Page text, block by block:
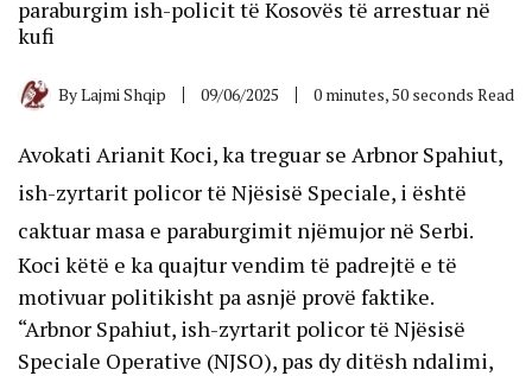
paraburgim ish-policit të Kosovës të arrestuar në
kufi
ByLajmi Shqip 09/06/2025 0 minutes, 50 seconds Read
Avokati Arianit Koci, ka treguar se Arbnor Spahiut,
ish-zyrtarit policor të Njësisë Speciale, i është
caktuar masa e paraburgimit njëmujor në Serbi.
Koci këtë e ka quajtur vendim të padrejtë e të
motivuar politikisht pa asnjë provë faktike.
“Arbnor Spahiut, ish-zyrtarit policor të Njësisë
Speciale Operative (NJSO), pas dy ditësh ndalimi,